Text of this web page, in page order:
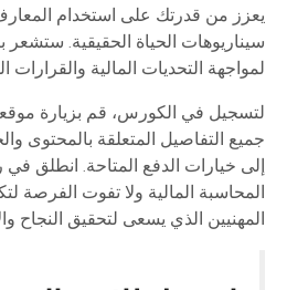
يعزز من قدرتك على استخدام
سيناريوهات الحياة الحقيقية. ستشعر
لمواجهة التحديات المالية والقرارات
لتسجيل في الكورس، قم بزيارة
جميع التفاصيل المتعلقة بالمحتوى
إلى خيارات الدفع المتاحة. انطلق
المحاسبة المالية ولا تفوت الفرصة
المهنيين الذي يسعى لتحقيق النجاح